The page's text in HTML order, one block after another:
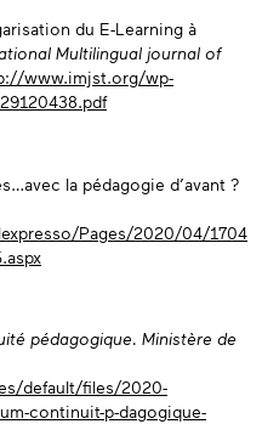
du E-Learning à
Multilingual journal of
www.imjst.org/wp-
la pédagogie d’avant ?
Pages/2020/04/1704
pédagogique. Ministère de
default/files/2020-
continuit-p-dagogique-